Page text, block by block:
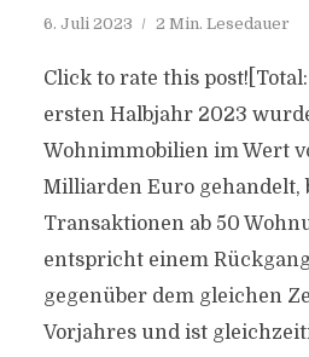
6. Juli 2023 2 Min. Lesedauer
Click to rate this
ersten Halbjahr 2023
Wohnimmobilien im Wert
Milliarden Euro gehandelt,
Transaktionen ab 50
entspricht einem
gegenüber dem gleichen
Vorjahres und ist